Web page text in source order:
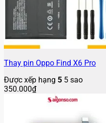
Thay pin Oppo Find X6 Pro
Được xếp hạng 5 5 sao
350.000₫